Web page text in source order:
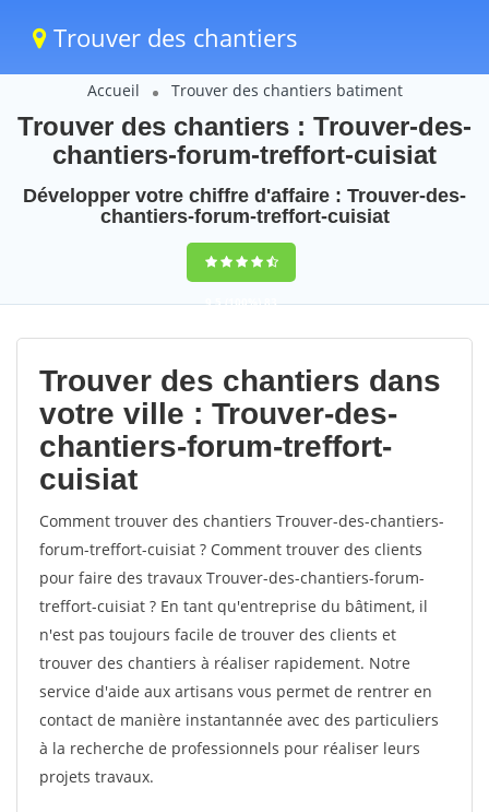
Trouver des chantiers
Accueil Trouver des chantiers batiment
Trouver des chantiers : Trouver-des-
chantiers-forum-treffort-cuisiat
Développer votre chiffre d'affaire : Trouver-des-
chantiers-forum-treffort-cuisiat
9,5(100%)83
votes
Trouver des chantiers dans
votre ville : Trouver-des-
chantiers-forum-treffort-
cuisiat
Comment trouver des chantiers Trouver-des-chantiers-
forum-treffort-cuisiat ? Comment trouver des clients
pour faire des travaux Trouver-des-chantiers-forum-
treffort-cuisiat ? En tant qu'entreprise du bâtiment, il
n'est pas toujours facile de trouver des clients et
trouver des chantiers à réaliser rapidement. Notre
service d'aide aux artisans vous permet de rentrer en
contact de manière instantannée avec des particuliers
à la recherche de professionnels pour réaliser leurs
projets travaux.